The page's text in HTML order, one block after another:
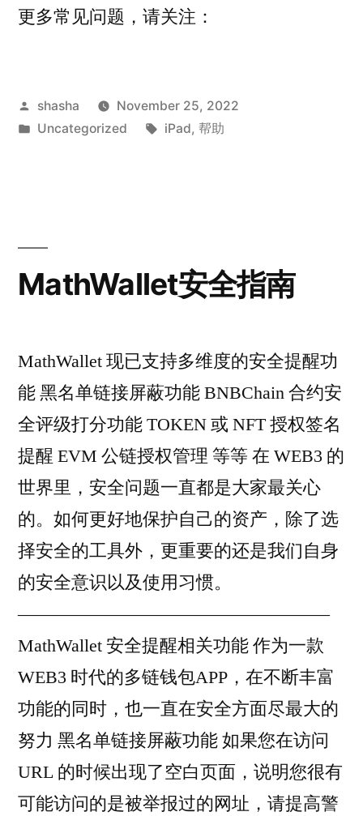
更多常见问题，请关注：
Posted
by
shasha
November 25, 2022
Posted
Uncategorized Tags:
iPad, 帮助
MathWallet安全指南
MathWallet 现已支持多维度的安全提醒功
能 黑名单链接屏蔽功能 BNBChain 合约安
全评级打分功能 TOKEN 或 NFT 授权签名
提醒 EVM 公链授权管理 等等 在 WEB3 的
世界里，安全问题一直都是大家最关心
的。如何更好地保护自己的资产，除了选
择安全的工具外，更重要的还是我们自身
的安全意识以及使用习惯。
—————————————————–
MathWallet 安全提醒相关功能 作为一款
WEB3 时代的多链钱包APP，在不断丰富
功能的同时，也一直在安全方面尽最大的
努力 黑名单链接屏蔽功能 如果您在访问
URL 的时候出现了空白页面，说明您很有
可能访问的是被举报过的网址，请提高警